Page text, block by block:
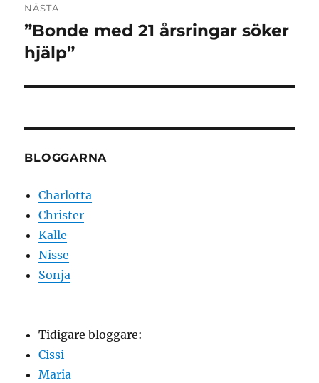
NÄSTA
Nästa
inlägg:
”Bonde med 21 årsringar söker
hjälp”
BLOGGARNA
Charlotta
Christer
Kalle
Nisse
Sonja
Tidigare bloggare:
Cissi
Maria